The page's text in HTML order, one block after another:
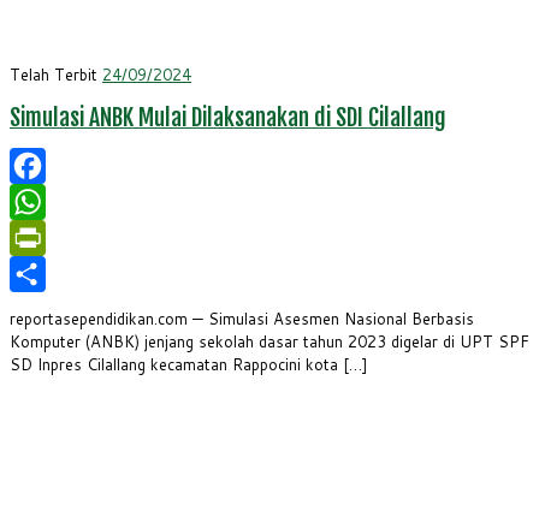
Telah Terbit 24/09/2024
Simulasi ANBK Mulai Dilaksanakan di SDI Cilallang
Facebook
WhatsApp
PrintFriendly
Share
reportasependidikan.com — Simulasi Asesmen Nasional Berbasis
Komputer (ANBK) jenjang sekolah dasar tahun 2023 digelar di UPT SPF
SD Inpres Cilallang kecamatan Rappocini kota […]